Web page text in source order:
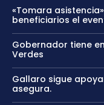
«Tomara
beneficiarios el
Gobernador tiene
Verdes
Gallaro sigue
asegura.